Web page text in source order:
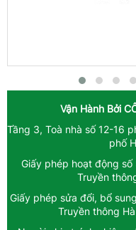
Vận Hành Bởi
Tầng 3, Toà nhà số 12-16
phố
Giấy phép hoạt động
Truyền
Giấy phép sửa đổi, bổ
Truyền thông